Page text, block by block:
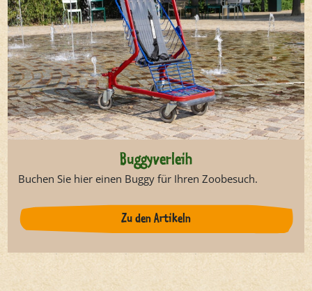
Buggyverleih
Buchen Sie hier einen Buggy für Ihren Zoobesuch.
Zu den Artikeln